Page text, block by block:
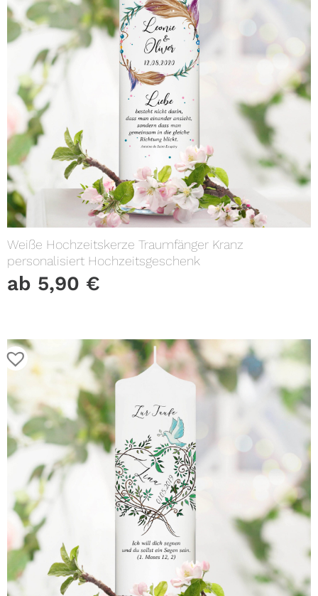
Weiße Hochzeitskerze Traumfänger Kranz
personalisiert Hochzeitsgeschenk
ab 5,90 €